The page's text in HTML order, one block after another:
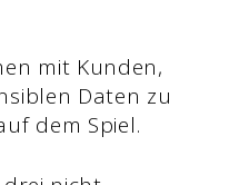
mit Kunden,
Daten zu
dem Spiel.